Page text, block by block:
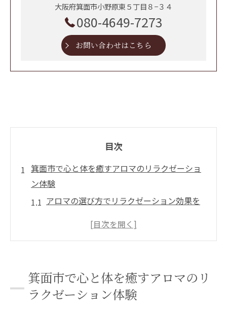
大阪府箕面市小野原東５丁目８−３４
080-4649-7273
お問い合わせはこちら
目次
箕面市で心と体を癒すアロマのリラクゼーショ
ン体験
アロマの選び方でリラクゼーション効果を
箕面市の静かな環境で心を落ち着けるひと
力
専用サロンで体験する贅沢なリラクゼーシ
箕面市で心と体を癒すアロマのリ
ラクゼーション体験